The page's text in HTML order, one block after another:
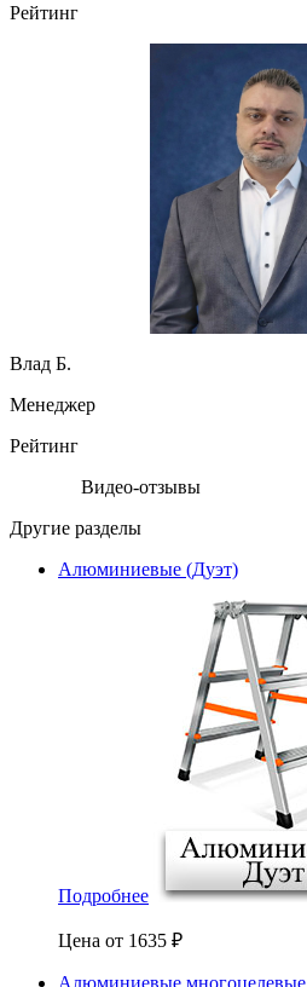
Рейтинг
Влад Б.
Менеджер
Рейтинг
Видео-отзывы
Другие разделы
Алюминиевые (Дуэт)
Подробнее
Цена от 1635 ₽
Алюминиевые многоцелевые